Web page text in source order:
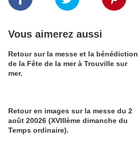
Vous aimerez aussi
Retour sur la messe et la bénédiction
de la Fête de la mer à Trouville sur
mer.
Retour en images sur la messe du 2
août 20026 (XVIIIème dimanche du
Temps ordinaire).